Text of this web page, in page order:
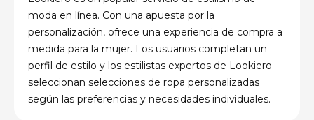
moda en línea. Con una apuesta por la
personalización, ofrece una experiencia de compra a
medida para la mujer. Los usuarios completan un
perfil de estilo y los estilistas expertos de Lookiero
seleccionan selecciones de ropa personalizadas
según las preferencias y necesidades individuales.